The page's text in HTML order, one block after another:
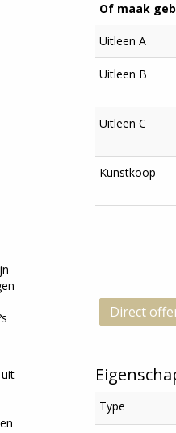
Of maak
Uitleen A
Uitleen B
Uitleen C
Kunstkoop
Direct
Type